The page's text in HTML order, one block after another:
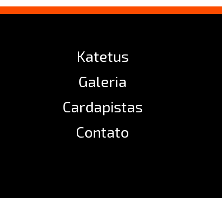
Katetus
Galeria
Cardapistas
Contato